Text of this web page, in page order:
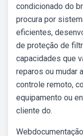
condicionado do
procura por
eficientes,
de proteção de
capacidades que
reparos ou mudar
controle remoto,
equipamento ou
cliente do.